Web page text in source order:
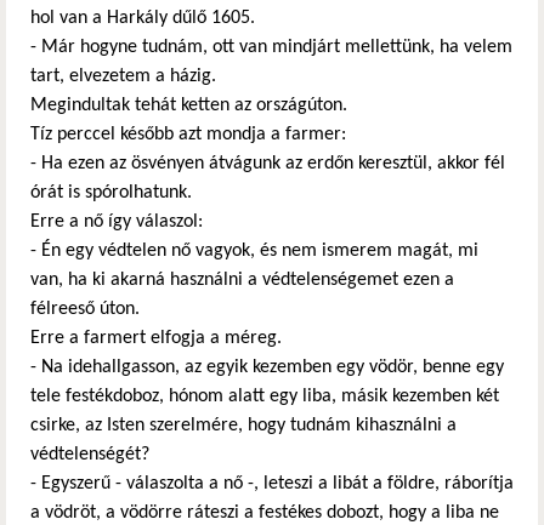
hol van a Harkály dűlő 1605.
- Már hogyne tudnám, ott van mindjárt mellettünk, ha velem
tart, elvezetem a házig.
Megindultak tehát ketten az országúton.
Tíz perccel később azt mondja a farmer:
- Ha ezen az ösvényen átvágunk az erdőn keresztül, akkor fél
órát is spórolhatunk.
Erre a nő így válaszol:
- Én egy védtelen nő vagyok, és nem ismerem magát, mi
van, ha ki akarná használni a védtelenségemet ezen a
félreeső úton.
Erre a farmert elfogja a méreg.
- Na idehallgasson, az egyik kezemben egy vödör, benne egy
tele festékdoboz, hónom alatt egy liba, másik kezemben két
csirke, az Isten szerelmére, hogy tudnám kihasználni a
védtelenségét?
- Egyszerű - válaszolta a nő -, leteszi a libát a földre, ráborítja
a vödröt, a vödörre ráteszi a festékes dobozt, hogy a liba ne